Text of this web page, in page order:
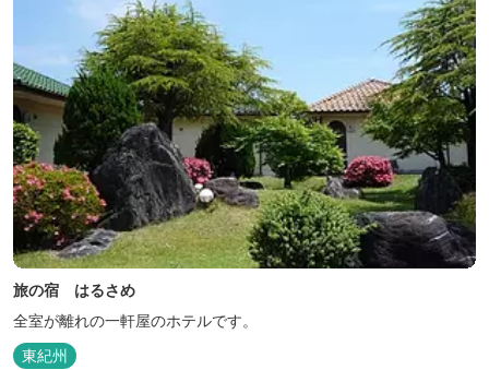
旅の宿 はるさめ
全室が離れの一軒屋のホテルです。
東紀州